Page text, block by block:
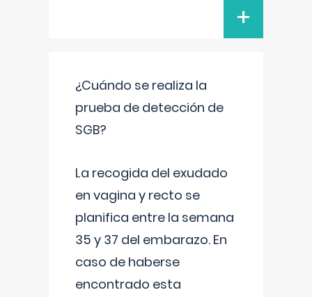
+
¿Cuándo se realiza la
prueba de detección de
SGB?
La recogida del exudado
en vagina y recto se
planifica entre la semana
35 y 37 del embarazo. En
caso de haberse
encontrado esta